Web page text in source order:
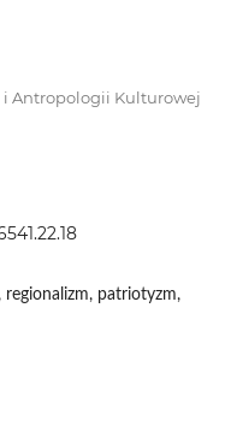
Antropologii Kulturowej
patriotyzm,